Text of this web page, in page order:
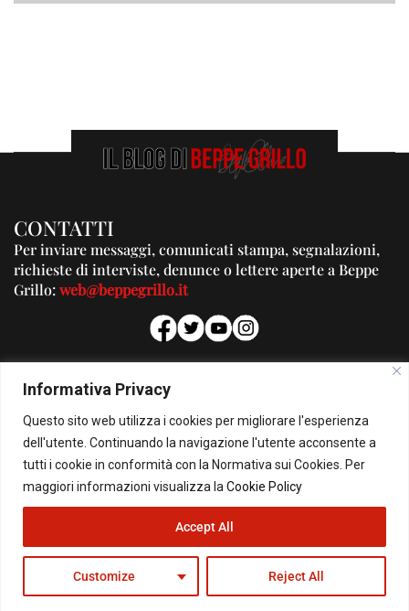
Informativa Privacy
Questo sito web utilizza i cookies per migliorare l'esperienza
dell'utente. Continuando la navigazione l'utente acconsente a
tutti i cookie in conformità con la Normativa sui Cookies. Per
maggiori informazioni visualizza la Cookie Policy
Customize Reject All
Accept All
CONTATTI
Per inviare messaggi, comunicati stampa, segnalazioni,
richieste di interviste, denunce o lettere aperte a Beppe
Grillo:web@beppegrillo.it
PUBBLICITA'
Per la tua pubblicità su questo Blog:
pubblicita@beppegrillo.it
© Copyright 2026 - Il Blog di Beppe Grillo. All Rights Reserved - Powered by
happygrafic.com